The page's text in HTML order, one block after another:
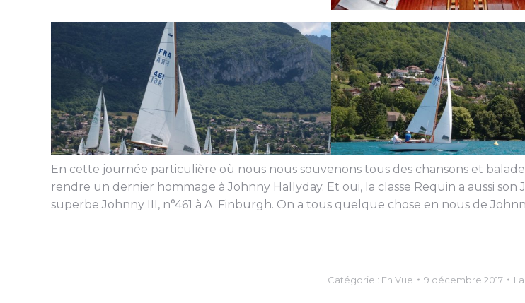
En cette journée particulière où nous nous souvenons tous des chansons et
rendre un dernier hommage à Johnny Hallyday. Et oui, la classe Requin a aussi son
superbe Johnny III, n°461 à A. Finburgh. On a tous quelque chose en nous de
Catégorie : En Vue 9 décembre 2017